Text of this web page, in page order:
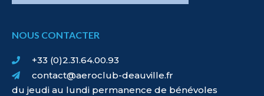
NOUS CONTACTER
+33 (0)2.31.64.00.93
contact@aeroclub-deauville.fr
du jeudi au lundi permanence de bénévoles